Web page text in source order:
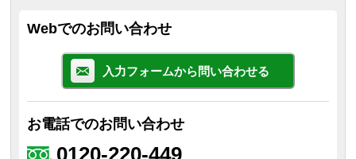
Webでのお問い合わせ
入力フォームから問い合わせる
お電話でのお問い合わせ